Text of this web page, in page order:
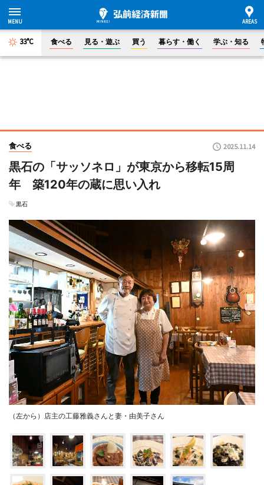
33°C 食べる 見る・遊ぶ 買う 暮らす・働く 学ぶ・知る
食べる 2025.11.14
黒石の「サッソネロ」が東京から移転15周
年 築120年の蔵に思い入れ
黒石
（左から）店主の工藤雅義さんと妻・由美子さん